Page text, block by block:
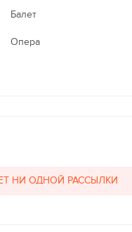
Балет
Опера
НИ ОДНОЙ РАССЫЛКИ